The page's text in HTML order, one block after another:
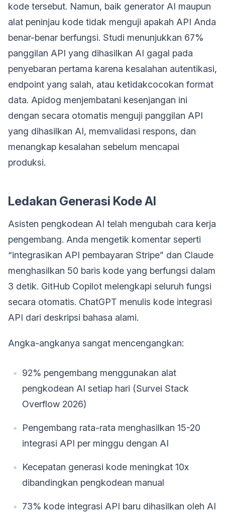
kode tersebut. Namun, baik generator AI maupun
alat peninjau kode tidak menguji apakah API Anda
benar-benar berfungsi. Studi menunjukkan 67%
panggilan API yang dihasilkan AI gagal pada
penyebaran pertama karena kesalahan autentikasi,
endpoint yang salah, atau ketidakcocokan format
data. Apidog menjembatani kesenjangan ini
dengan secara otomatis menguji panggilan API
yang dihasilkan AI, memvalidasi respons, dan
menangkap kesalahan sebelum mencapai
produksi.
Ledakan Generasi Kode AI
Asisten pengkodean AI telah mengubah cara kerja
pengembang. Anda mengetik komentar seperti
“integrasikan API pembayaran Stripe” dan Claude
menghasilkan 50 baris kode yang berfungsi dalam
3 detik. GitHub Copilot melengkapi seluruh fungsi
secara otomatis. ChatGPT menulis kode integrasi
API dari deskripsi bahasa alami.
Angka-angkanya sangat mencengangkan:
92% pengembang menggunakan alat
pengkodean AI setiap hari (Survei Stack
Overflow 2026)
Pengembang rata-rata menghasilkan 15-20
integrasi API per minggu dengan AI
Kecepatan generasi kode meningkat 10x
dibandingkan pengkodean manual
73% kode integrasi API baru dihasilkan oleh AI